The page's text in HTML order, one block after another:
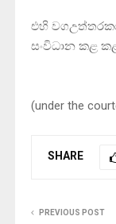
එහි
සංවිධාන කළ
(under the
SHARE
PREVIOUS POST